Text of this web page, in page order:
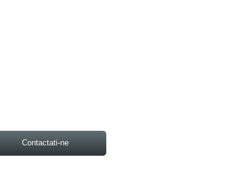
Contactati-ne